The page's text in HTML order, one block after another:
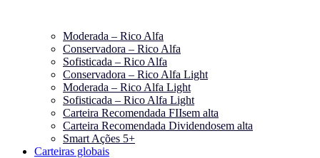
Moderada – Rico Alfa
Conservadora – Rico Alfa
Sofisticada – Rico Alfa
Conservadora – Rico Alfa Light
Moderada – Rico Alfa Light
Sofisticada – Rico Alfa Light
Carteira Recomendada FIIsem alta
Carteira Recomendada Dividendosem alta
Smart Ações 5+
Carteiras globais